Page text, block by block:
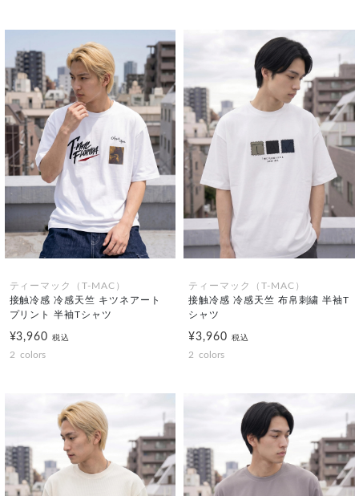
ティーマック（T-MAC）
接触冷感 冷感天竺 キツネアート
プリント 半袖Tシャツ
¥3,960税込
2 colors
ティーマック（T-MAC）
接触冷感 冷感天竺 布帛刺繍 半袖T
シャツ
¥3,960 税込
2 colors